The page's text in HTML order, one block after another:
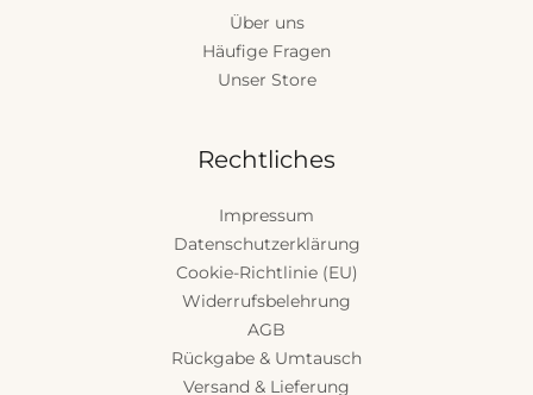
Über uns
Häufige Fragen
Unser Store
Rechtliches
Impressum
Datenschutzerklärung
Cookie-Richtlinie (EU)
Widerrufsbelehrung
AGB
Rückgabe & Umtausch
Versand & Lieferung